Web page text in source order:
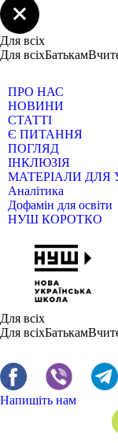
Для всіх
Для всіхБатькам
ПРО НАС
НОВИНИ
СТАТТІ
Є ПИТАННЯ
ПОГЛЯД
ІНКЛЮЗІЯ
МАТЕРІАЛИ ДЛЯ
Аналітика
Дофамін для освіти
НУШ КОРОТКО
Для всіх
Для всіхБатькам
Напишіть нам